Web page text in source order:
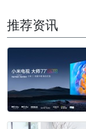
推荐资讯